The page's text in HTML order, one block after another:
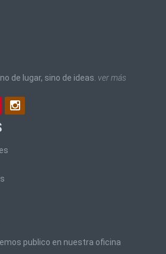
de lugar, sino de ideas. ver más
publico en nuestra oficina